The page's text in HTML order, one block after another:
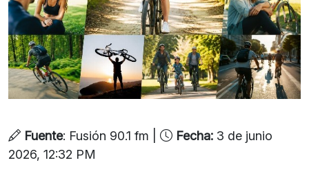
Fuente: Fusión 90.1 fm | Fecha: 3 de junio
2026, 12:32 PM